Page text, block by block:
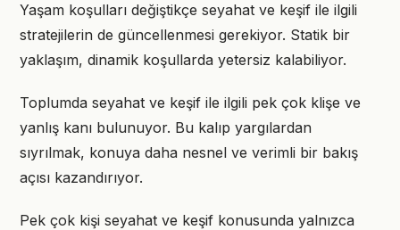
Yaşam koşulları değiştikçe seyahat ve keşif ile ilgili
stratejilerin de güncellenmesi gerekiyor. Statik bir
yaklaşım, dinamik koşullarda yetersiz kalabiliyor.
Toplumda seyahat ve keşif ile ilgili pek çok klişe ve
yanlış kanı bulunuyor. Bu kalıp yargılardan
sıyrılmak, konuya daha nesnel ve verimli bir bakış
açısı kazandırıyor.
Pek çok kişi seyahat ve keşif konusunda yalnızca